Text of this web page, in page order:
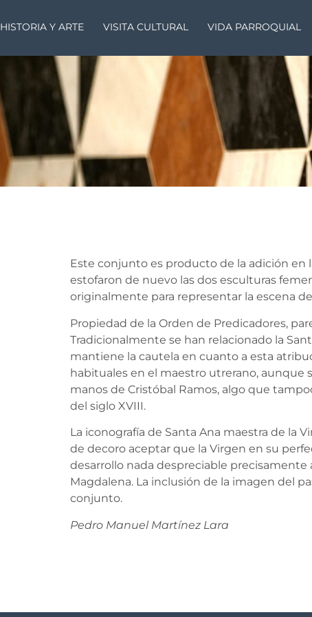
HISTORIA Y ARTE VISITA CULTURAL VIDA PARROQUIAL
Este conjunto es producto de la adición en
estofaron de nuevo las dos esculturas
originalmente para representar la escena
Propiedad de la Orden de Predicadores,
Tradicionalmente se han relacionado la
mantiene la cautela en cuanto a esta
habituales en el maestro utrerano, aunque
manos de Cristóbal Ramos, algo que
del siglo XVIII.
La iconografía de Santa Ana maestra de la
de decoro aceptar que la Virgen en su
desarrollo nada despreciable
Magdalena. La inclusión de la imagen del
conjunto.
Pedro Manuel Martínez Lara